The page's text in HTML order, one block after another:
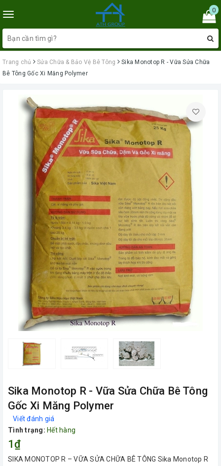
Toggle
navigation
0
Trang chủ Sửa Chữa & Bảo Vệ Bê Tông
Sika Monotop R - Vữa Sửa Chữa
Bê Tông Gốc Xi Măng Polymer
Sika Monotop R - Vữa Sửa Chữa Bê Tông
Gốc Xi Măng Polymer
Viết đánh giá
Tình trạng: Hết hàng
1₫
SIKA MONOTOP R – VỮA SỬA CHỮA BÊ TÔNG Sika Monotop R